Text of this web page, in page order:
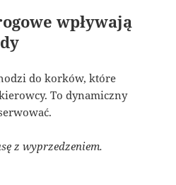
wpływają
do korków, które
To dynamiczny
z wyprzedzeniem.